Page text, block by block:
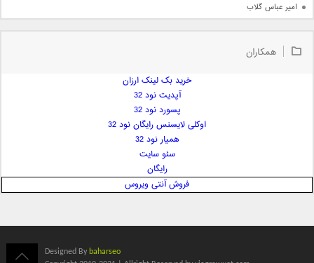
امیر عباس گلاب
امیر علی
ایمان غلامی
بابک جهانبخش
همکاران
خرید بک لینک ارزان
آپدیت نود 32
پسورد نود 32
اوکلی لایسنس رایگان نود 32
همیار نود 32
سئو سایت
رایگان
فروش آنتی ویروس
Designed By baharseo